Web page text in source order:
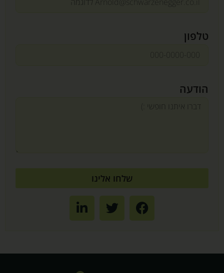
טלפון
הודעה
שלחו אלינו